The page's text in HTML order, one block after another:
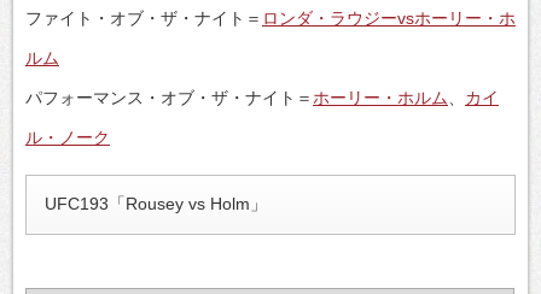
ファイト・オブ・ザ・ナイト＝ ロンダ・ラウジーvsホーリー・ホ
ルム
パフォーマンス・オブ・ザ・ナイト＝ ホーリー・ホルム カイ
ル・ノーク
UFC193「Rousey vs Holm」